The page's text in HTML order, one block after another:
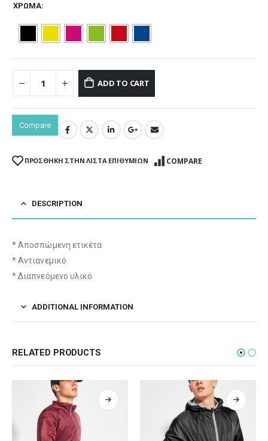
ΧΡΏΜΑ
ADD TO CART
Compare
ΠΡΌΣΘΉΚΗ ΣΤΗΝ ΛΊΣΤΑ ΕΠΙΘΥΜΙΏΝ COMPARE
DESCRIPTION
* Αποσπώμενη ετικέτα
* Αντιανεμικό
* Διαπνεόμενο υλικό
ADDITIONAL INFORMATION
RELATED PRODUCTS